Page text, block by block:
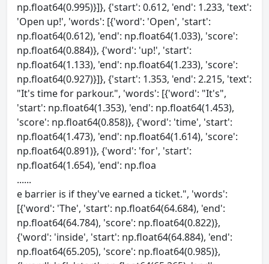
np.float64(0.995)}]}, {'start': 0.612, 'end': 1.233, 'text':
'Open up!', 'words': [{'word': 'Open', 'start':
np.float64(0.612), 'end': np.float64(1.033), 'score':
np.float64(0.884)}, {'word': 'up!', 'start':
np.float64(1.133), 'end': np.float64(1.233), 'score':
np.float64(0.927)}]}, {'start': 1.353, 'end': 2.215, 'text':
"It's time for parkour.", 'words': [{'word': "It's",
'start': np.float64(1.353), 'end': np.float64(1.453),
'score': np.float64(0.858)}, {'word': 'time', 'start':
np.float64(1.473), 'end': np.float64(1.614), 'score':
np.float64(0.891)}, {'word': 'for', 'start':
np.float64(1.654), 'end': np.floa
......
e barrier is if they've earned a ticket.", 'words':
[{'word': 'The', 'start': np.float64(64.684), 'end':
np.float64(64.784), 'score': np.float64(0.822)},
{'word': 'inside', 'start': np.float64(64.884), 'end':
np.float64(65.205), 'score': np.float64(0.985)},